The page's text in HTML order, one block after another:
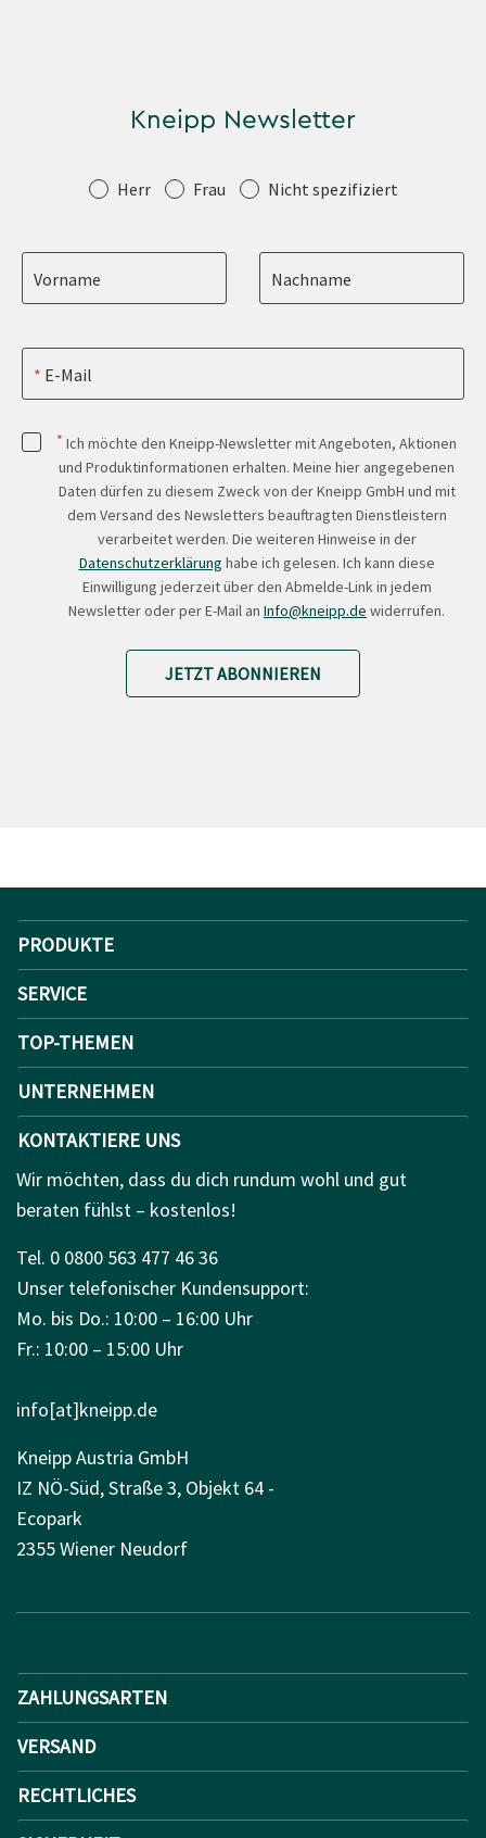
Kneipp Newsletter
Anrede Herr Frau Nicht spezifiziert
Vorname Nachname
E-Mail
* Ich möchte den Kneipp-Newsletter mit Angeboten, Aktionen
und Produktinformationen erhalten. Meine hier angegebenen
Daten dürfen zu diesem Zweck von der Kneipp GmbH und mit
dem Versand des Newsletters beauftragten Dienstleistern
verarbeitet werden. Die weiteren Hinweise in der
Datenschutzerklärung habe ich gelesen. Ich kann diese
Einwilligung jederzeit über den Abmelde-Link in jedem
Newsletter oder per E-Mail an Info@kneipp.de widerrufen.
JETZT ABONNIEREN
PRODUKTE
SERVICE
TOP-THEMEN
UNTERNEHMEN
KONTAKTIERE UNS
Wir möchten, dass du dich rundum wohl und gut
beraten fühlst – kostenlos!
Tel. 0 0800 563 477 46 36
Unser telefonischer Kundensupport:
Mo. bis Do.: 10:00 – 16:00 Uhr
Fr.: 10:00 – 15:00 Uhr
info[at]kneipp.de
Kneipp Austria GmbH
IZ NÖ-Süd, Straße 3, Objekt 64 -
Ecopark
2355 Wiener Neudorf
ZAHLUNGSARTEN
VERSAND
RECHTLICHES